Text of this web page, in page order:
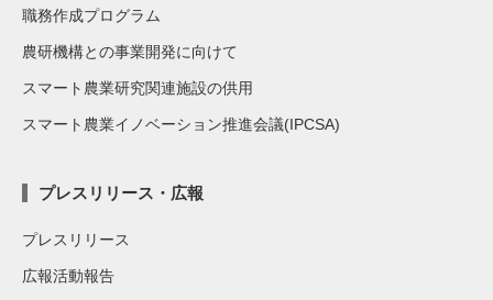
職務作成プログラム
農研機構との事業開発に向けて
スマート農業研究関連施設の供用
スマート農業イノベーション推進会議(IPCSA)
プレスリリース・広報
プレスリリース
広報活動報告